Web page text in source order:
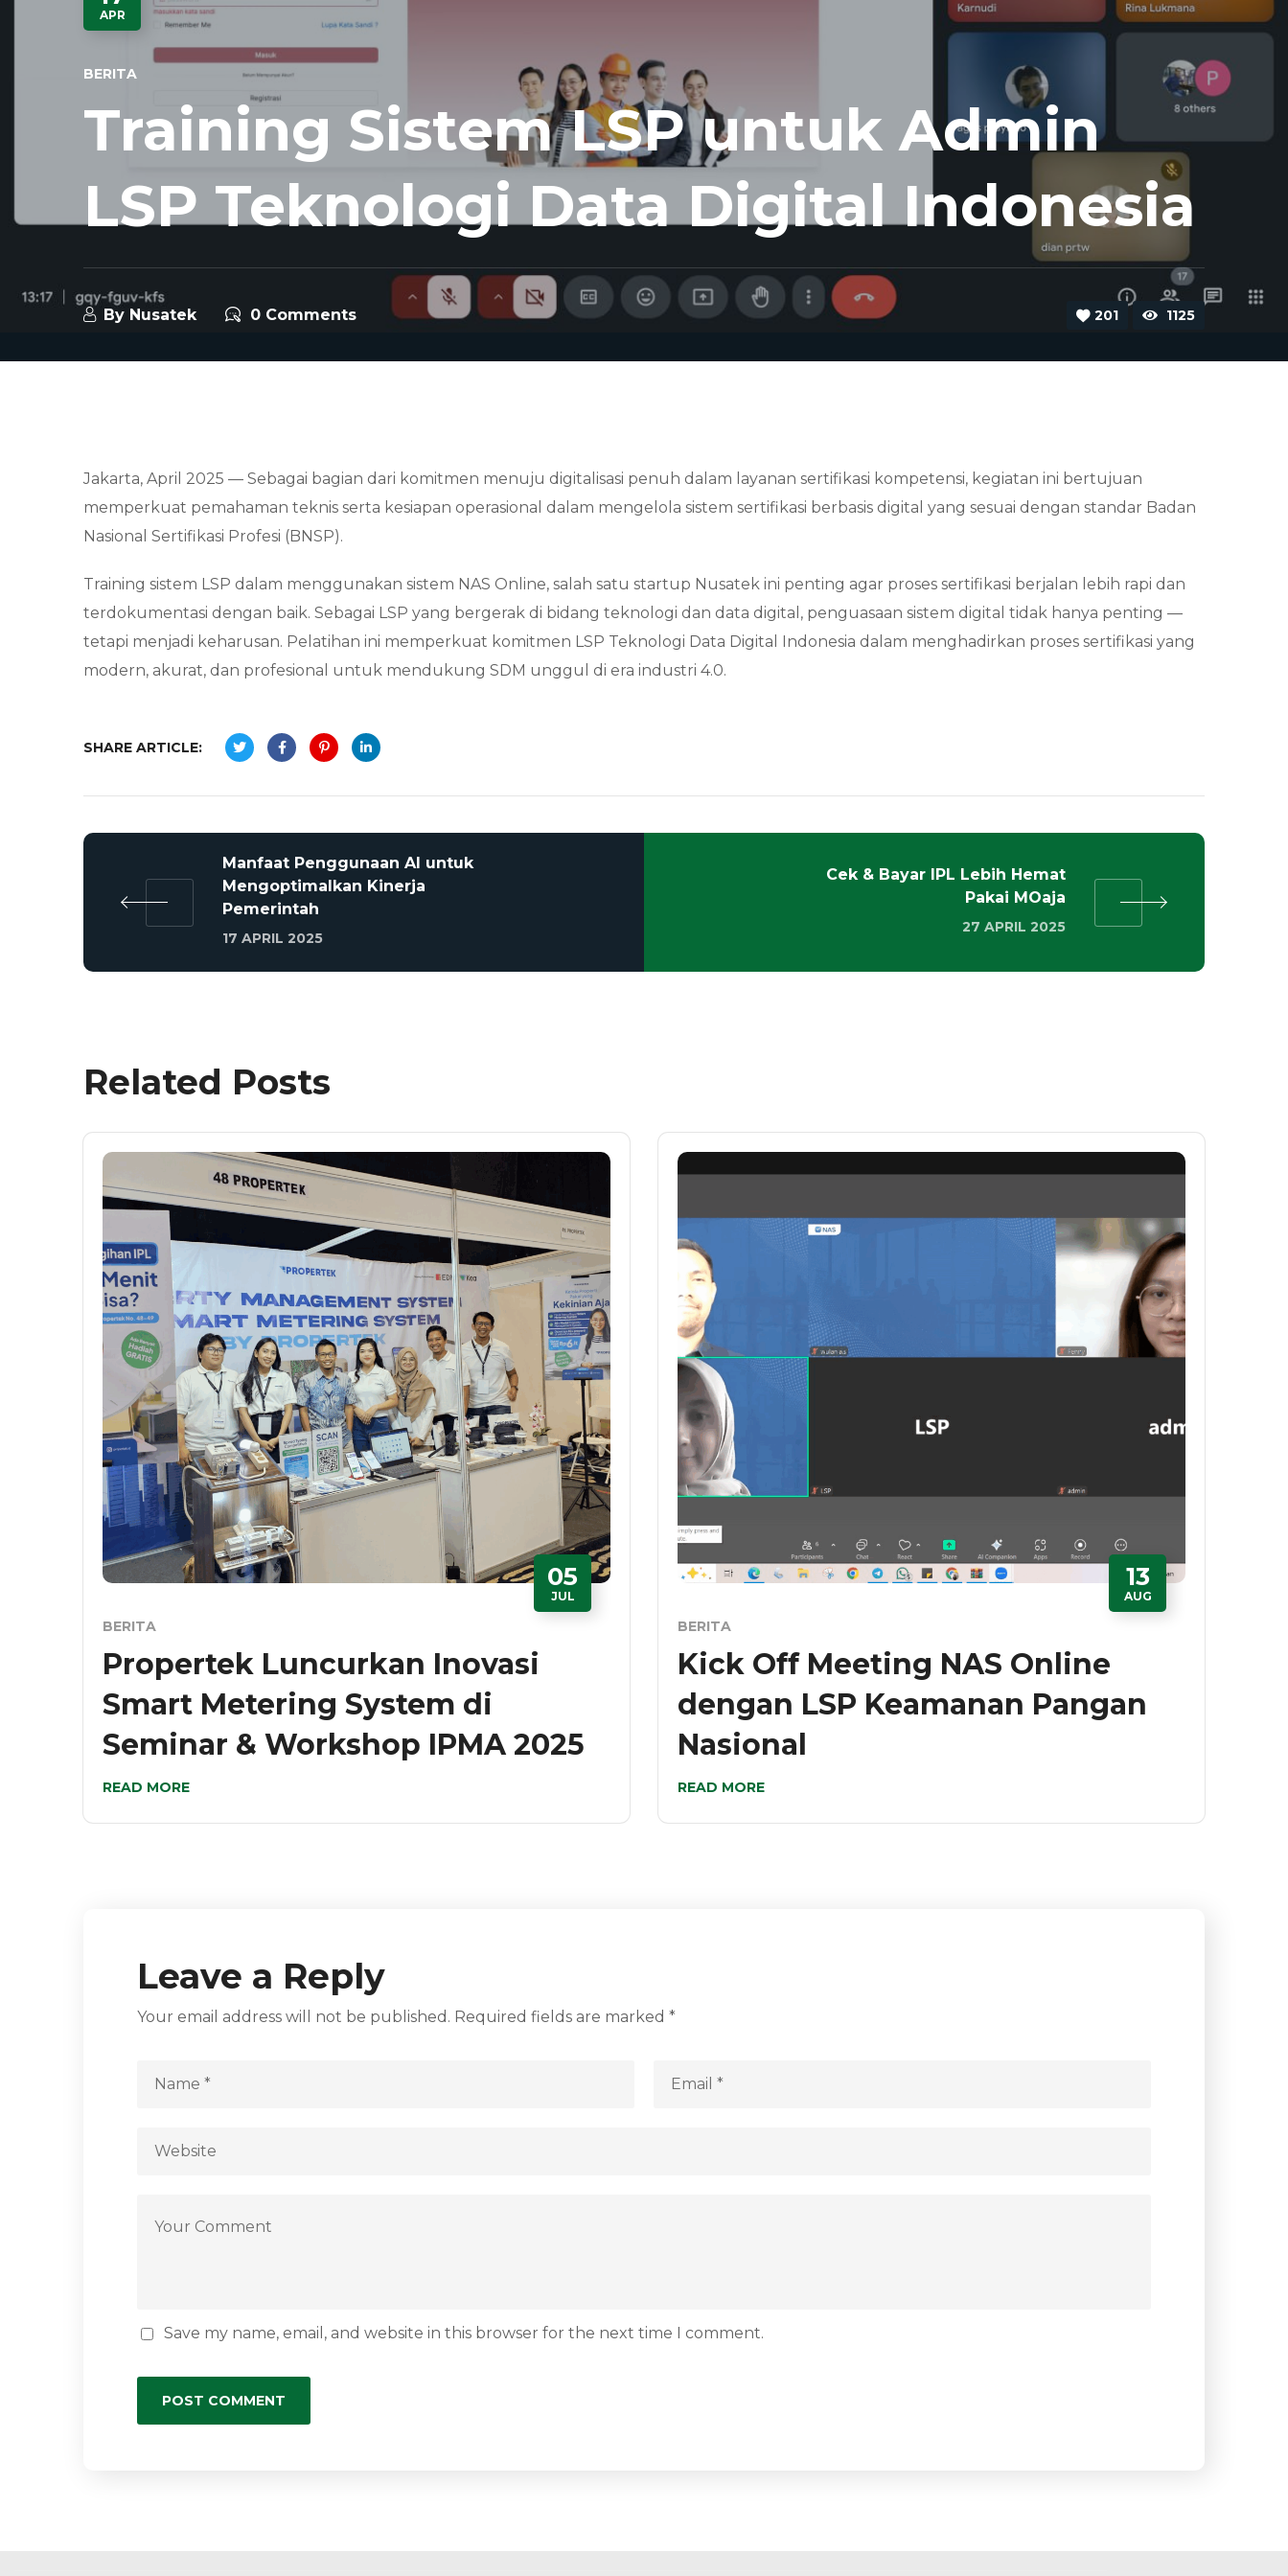
APR
BERITA
Training Sistem LSP untuk Admin
LSP Teknologi Data Digital Indonesia
By Nusatek 0 Comments 201 1125
Jakarta, April 2025 — Sebagai bagian dari komitmen menuju digitalisasi penuh dalam layanan sertifikasi kompetensi, kegiatan ini bertujuan
memperkuat pemahaman teknis serta kesiapan operasional dalam mengelola sistem sertifikasi berbasis digital yang sesuai dengan standar Badan
Nasional Sertifikasi Profesi (BNSP).
Training sistem LSP dalam menggunakan sistem NAS Online, salah satu startup Nusatek ini penting agar proses sertifikasi berjalan lebih rapi dan
terdokumentasi dengan baik. Sebagai LSP yang bergerak di bidang teknologi dan data digital, penguasaan sistem digital tidak hanya penting —
tetapi menjadi keharusan. Pelatihan ini memperkuat komitmen LSP Teknologi Data Digital Indonesia dalam menghadirkan proses sertifikasi yang
modern, akurat, dan profesional untuk mendukung SDM unggul di era industri 4.0.
SHARE ARTICLE:
Manfaat Penggunaan AI untuk
Mengoptimalkan Kinerja
Pemerintah
17 APRIL 2025
Cek & Bayar IPL Lebih Hemat
Pakai MOaja
27 APRIL 2025
Related Posts
05
JUL
BERITA
Propertek Luncurkan Inovasi
Smart Metering System di
Seminar & Workshop IPMA 2025
READ MORE
13
AUG
BERITA
Kick Off Meeting NAS Online
dengan LSP Keamanan Pangan
Nasional
READ MORE
Leave a Reply
Your email address will not be published. Required fields are marked *
Save my name, email, and website in this browser for the next time I comment.